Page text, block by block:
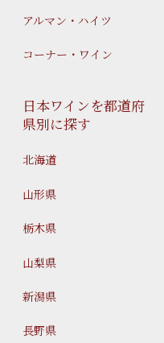
アルマン・ハイツ
コーナー・ワイン
日本ワインを都道府
県別に探す
北海道
山形県
栃木県
山梨県
新潟県
長野県